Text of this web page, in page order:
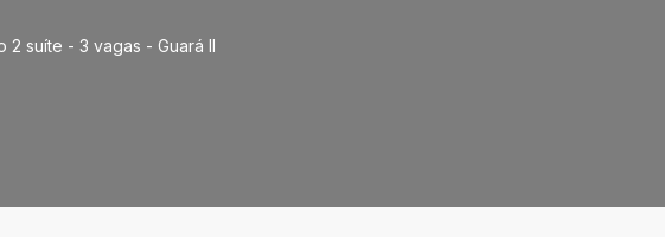
suíte - 3 vagas - Guará II